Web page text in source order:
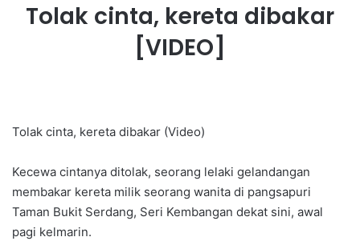
Tolak cinta, kereta dibakar
[VIDEO]
Tolak cinta, kereta dibakar (Video)
Kecewa cintanya ditolak, seorang lelaki gelandangan
membakar kereta milik seorang wanita di pangsapuri
Taman Bukit Serdang, Seri Kembangan dekat sini, awal
pagi kelmarin.